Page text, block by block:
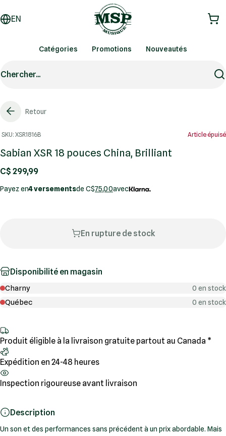
EN
Catégories Promotions Nouveautés
Chercher...
Retour
SKU: XSR1816B Article épuisé
Sabian XSR 18 pouces China, Brilliant
C$ 299,99
Payez en4 versementsde C$75,00avec
En rupture de stock
Disponibilité en magasin
Charny 0 en stock
Québec 0 en stock
Produit éligible à la livraison gratuite partout au Canada *
Expédition en 24-48 heures
Inspection rigoureuse avant livraison
Description
Un son et des performances sans précédent à un prix abordable. Mais